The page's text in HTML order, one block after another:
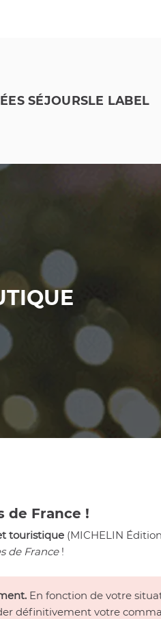
SÉJOURSLE LABEL
de France !
touristique (MICHELIN
de France!
En fonction de votre
définitivement votre